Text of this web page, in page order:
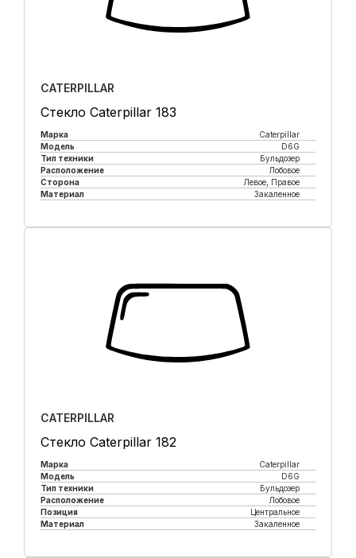
CATERPILLAR
Стекло Caterpillar 183
Марка
Caterpillar
Модель
D6G
Тип техники
Бульдозер
Расположение
Лобовое
Сторона
Левое, Правое
Материал
Закаленное
CATERPILLAR
Стекло Caterpillar 182
Марка
Caterpillar
Модель
D6G
Тип техники
Бульдозер
Расположение
Лобовое
Позиция
Центральное
Материал
Закаленное